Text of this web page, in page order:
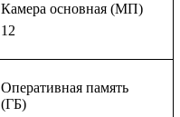
Камера основная (МП)
12
Оперативная память
(ГБ)